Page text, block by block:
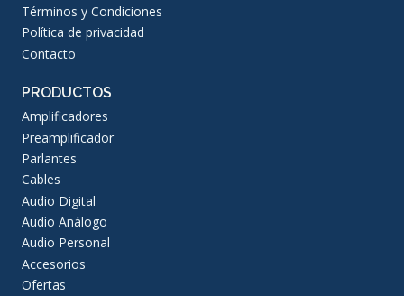
Términos y Condiciones
Política de privacidad
Contacto
PRODUCTOS
Amplificadores
Preamplificador
Parlantes
Cables
Audio Digital
Audio Análogo
Audio Personal
Accesorios
Ofertas